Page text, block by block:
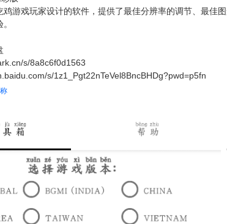
鸡游戏玩家设计的软件，提供了最佳分辨率的调节、最佳
s/8a8c6f0d1563
s/1z1_Pgt22nTeVel8BncBHDg?pwd=p5fn